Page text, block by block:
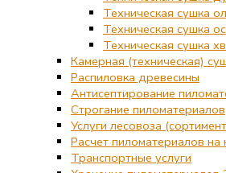
Техническая сушка
Техническая сушка
Техническая сушка
Камерная (техническая)
Распиловка древесины
Антисептирование
Строгание пиломатериалов
Услуги лесовоза
Расчет пиломатериалов на
Транспортные услуги